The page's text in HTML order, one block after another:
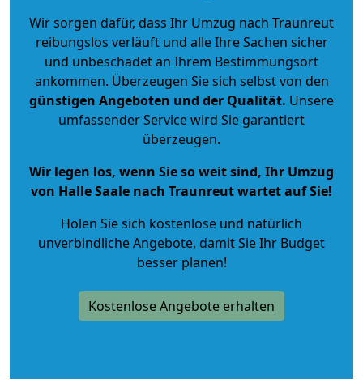
Wir sorgen dafür, dass Ihr Umzug nach Traunreut
reibungslos verläuft und alle Ihre Sachen sicher
und unbeschadet an Ihrem Bestimmungsort
ankommen. Überzeugen Sie sich selbst von den
günstigen Angeboten und der Qualität. Unsere
umfassender Service wird Sie garantiert
überzeugen.
Wir legen los, wenn Sie so weit sind, Ihr Umzug
von Halle Saale nach Traunreut wartet auf Sie!
Holen Sie sich kostenlose und natürlich
unverbindliche Angebote, damit Sie Ihr Budget
besser planen!
Kostenlose Angebote erhalten